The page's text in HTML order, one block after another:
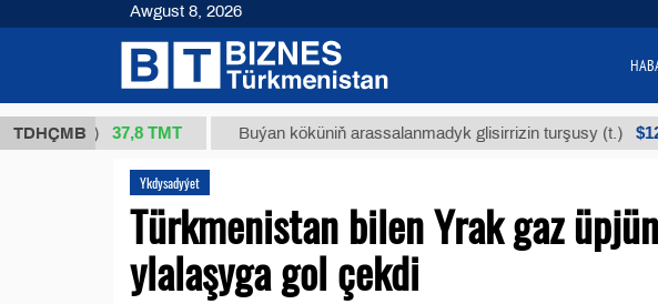
TDHÇMB
(kg.) 37,8 ТМТ Buýan köküniň arassalanmadyk glisirrizin turşusy (t.) $12935,18
Ykdysadyýet
Türkmenistan bilen Yrak gaz
ylalaşyga gol çekdi
Awgust 8, 2026